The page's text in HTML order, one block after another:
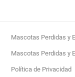
Mascotas Perdidas y
Mascotas Perdidas y
Política de Privacidad